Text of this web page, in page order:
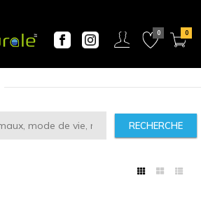
RECHERCHE